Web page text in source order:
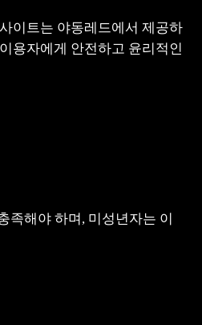
이트는 야동레드에서 제공하
용자에게 안전하고 윤리적인
족해야 하며, 미성년자는 이